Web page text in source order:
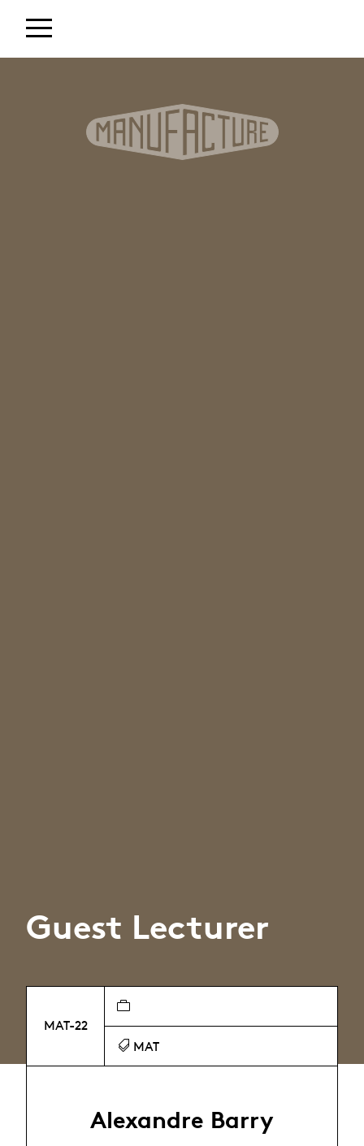
Guest Lecturer
MAT-22
MAT
Alexandre Barry